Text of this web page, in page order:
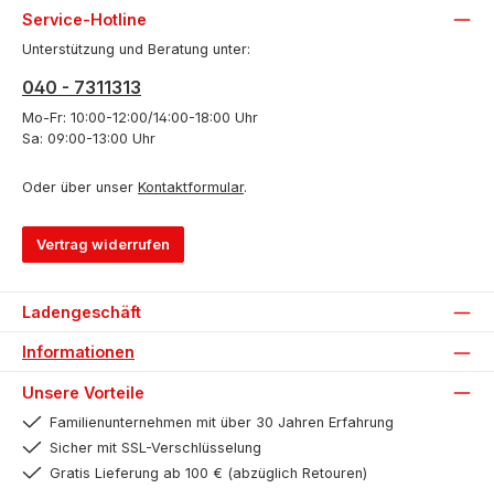
Service-Hotline
Unterstützung und Beratung unter:
040 - 7311313
Mo-Fr: 10:00-12:00/14:00-18:00 Uhr
Sa: 09:00-13:00 Uhr
Oder über unser Kontaktformular.
Vertrag widerrufen
Ladengeschäft
Informationen
Unsere Vorteile
Familienunternehmen mit über 30 Jahren Erfahrung
Sicher mit SSL-Verschlüsselung
Gratis Lieferung ab 100 € (abzüglich Retouren)